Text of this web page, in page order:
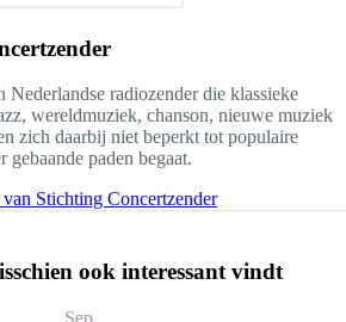
Nederlandse radiozender die klassieke
wereldmuziek, chanson, nieuwe muziek
zich daarbij niet beperkt tot populaire
gebaande paden begaat.
Stichting Concertzender
ook interessant vindt
Sep